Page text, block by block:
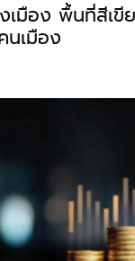
เมือง พื้นที่สีเขี
เมือง